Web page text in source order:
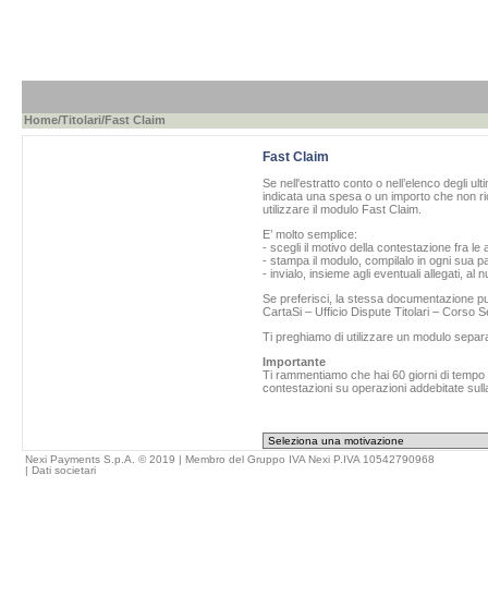
Home/Titolari/Fast Claim
Fast Claim
Se nell'estratto conto o nell’elenco degli
indicata una spesa o un importo che non
utilizzare il modulo Fast Claim.
E’ molto semplice:
- scegli il motivo della contestazione fra le
- stampa il modulo, compilalo in ogni sua
- invialo, insieme agli eventuali allegati, al
Se preferisci, la stessa documentazione
CartaSi – Ufficio Dispute Titolari – Corso
Ti preghiamo di utilizzare un modulo
Importante
Ti rammentiamo che hai 60 giorni di
contestazioni su operazioni addebitate
Nexi Payments S.p.A. © 2019 | Membro del Gruppo IVA Nexi P.IVA 10542790968
| Dati societari